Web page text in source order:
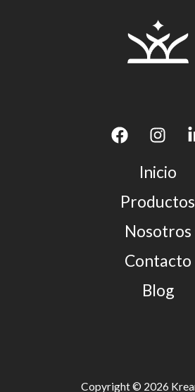
Inicio
Productos
Nosotros
Contacto
Blog
Copyright © 2026